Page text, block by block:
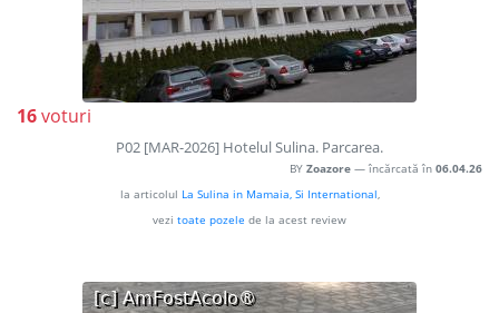
16voturi
P02 [MAR-2026] Hotelul Sulina. Parcarea.
BY Zoazore — încărcată în 06.04.26
la articolul La Sulina in Mamaia, Si International,
vezi toate pozele de la acest review